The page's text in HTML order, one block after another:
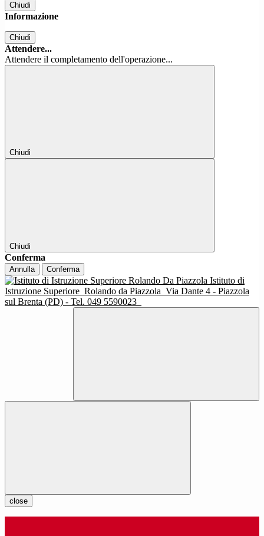
Chiudi
Informazione
Chiudi
Attendere...
Attendere il completamento dell'operazione...
Chiudi
Chiudi
Conferma
Annulla Conferma
Istituto di
Istruzione Superiore Rolando da Piazzola Via Dante 4 - Piazzola
sul Brenta (PD) - Tel. 049 5590023
close